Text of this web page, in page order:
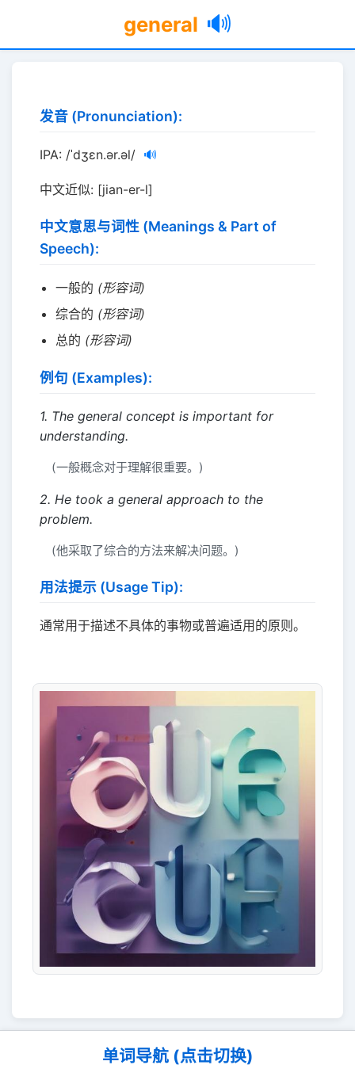
general 🔊
发音 (Pronunciation):
IPA: /ˈdʒɛn.ər.əl/ 🔊
中文近似: [jian-er-l]
中文意思与词性 (Meanings & Part of
Speech):
一般的 (形容词)
综合的 (形容词)
总的 (形容词)
例句 (Examples):
1. The general concept is important for
understanding.
(一般概念对于理解很重要。)
2. He took a general approach to the
problem.
(他采取了综合的方法来解决问题。)
用法提示 (Usage Tip):
通常用于描述不具体的事物或普遍适用的原则。
单词导航 (点击切换)